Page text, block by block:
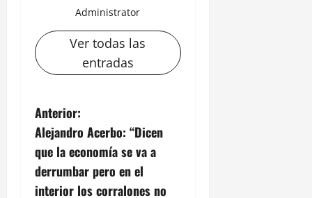
Administrator
Ver todas las
entradas
N
a
v
Anterior:
Alejandro Acerbo: “Dicen
que la economía se va a
derrumbar pero en el
interior los corralones no